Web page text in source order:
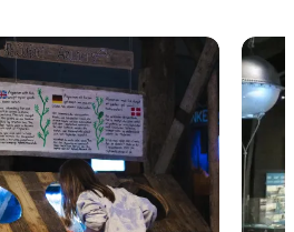
JyllandsAkvariet Die